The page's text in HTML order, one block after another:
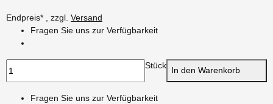
Endpreis* , zzgl. Versand
Fragen Sie uns zur Verfügbarkeit
Stück In den Warenkorb
Fragen Sie uns zur Verfügbarkeit